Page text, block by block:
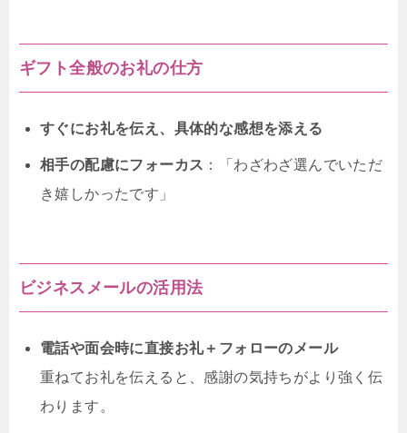
ギフト全般のお礼の仕方
すぐにお礼を伝え、具体的な感想を添える
相手の配慮にフォーカス ：「わざわざ選んでいただ
き嬉しかったです」
ビジネスメールの活用法
電話や面会時に直接お礼＋フォローのメール
重ねてお礼を伝えると、感謝の気持ちがより強く伝
わります。